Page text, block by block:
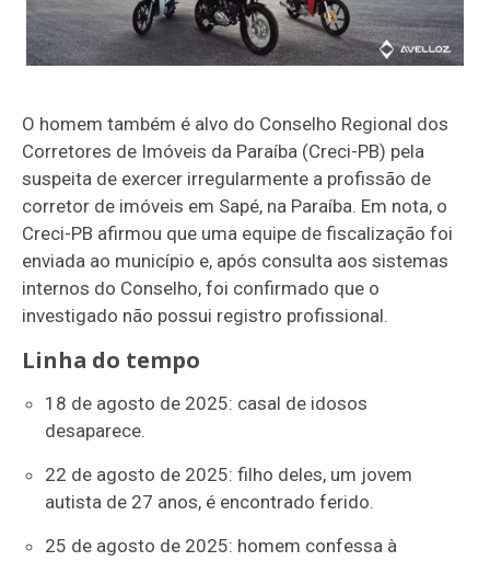
O homem também é alvo do Conselho Regional dos
Corretores de Imóveis da Paraíba (Creci-PB) pela
suspeita de exercer irregularmente a profissão de
corretor de imóveis em Sapé, na Paraíba. Em nota, o
Creci-PB afirmou que uma equipe de fiscalização foi
enviada ao município e, após consulta aos sistemas
internos do Conselho, foi confirmado que o
investigado não possui registro profissional.
Linha do tempo
18 de agosto de 2025: casal de idosos
desaparece.
22 de agosto de 2025: filho deles, um jovem
autista de 27 anos, é encontrado ferido.
25 de agosto de 2025: homem confessa à